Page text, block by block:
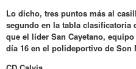
Lo dicho, tres puntos más al
segundo en la tabla
que el líder San Cayetano,
día 16 en el polideportivo de Son